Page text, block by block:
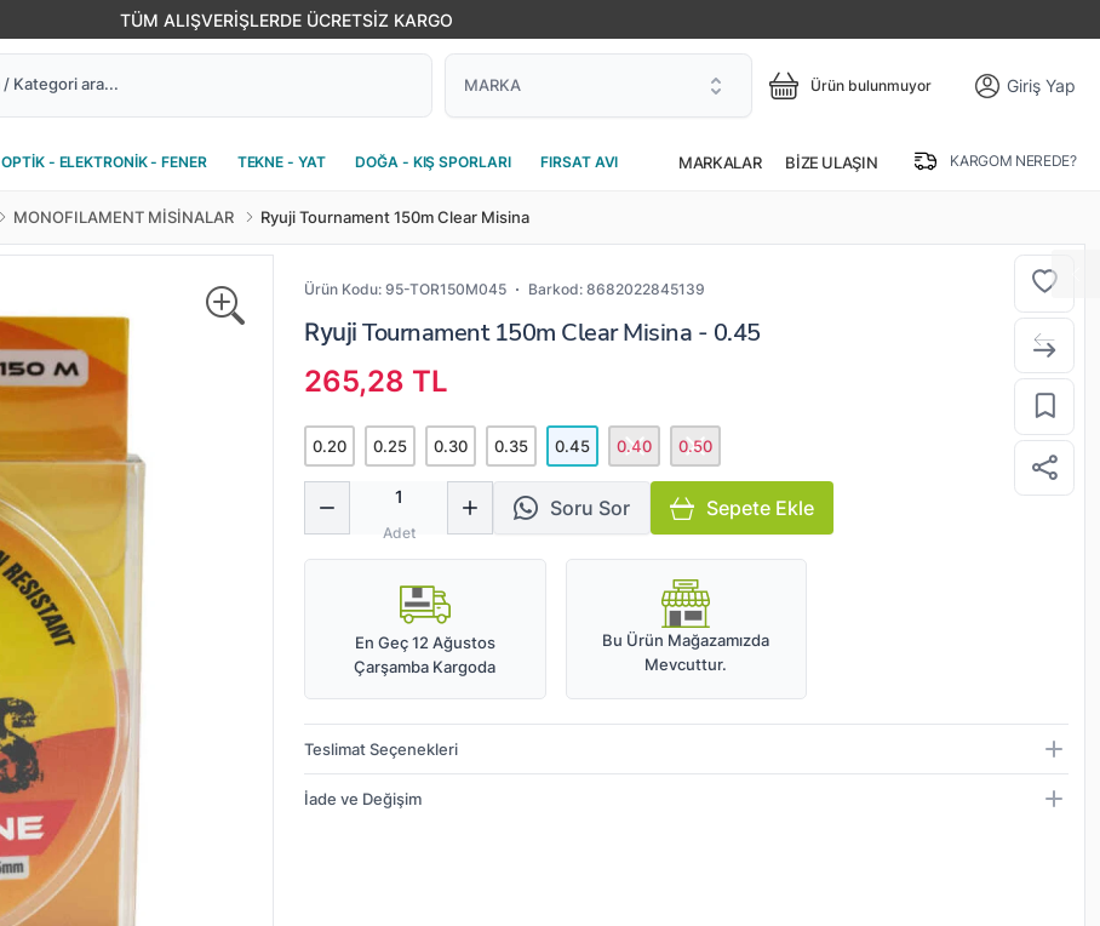
TÜM ALIŞVERİŞLERDE ÜCRETSİZ KARGO
Ürün bulunmuyor Giriş Yap
OPTİK - ELEKTRONİK - FENER TEKNE - YAT DOĞA - KIŞ SPORLARI FIRSAT AVI MARKALAR BIZE ULAŞIN KARGOM NEREDE?
MONOFILAMENT MİSİNALAR Ryuji Tournament 150m Clear Misina
Ürün Kodu: 95-TOR150M045 Barkod: 8682022845139
Ryuji Tournament 150m Clear Misina - 0.45
265,28 TL
0.20 0.25 0.30 0.35 0.45 0.40 0.50
Adet
Soru Sor Sepete Ekle
En Geç 12 Ağustos
Çarşamba Kargoda
Bu Ürün Mağazamızda
Mevcuttur.
Teslimat Seçenekleri
İade ve Değişim